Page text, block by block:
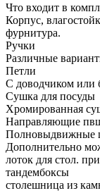
Что входит в
Корпус,
фурнитура.
Ручки
Различные
Петли
С доводчиком или
Сушка для посуды
Хромированная
Направляющие
Полновыдвижные
Дополнительно
лоток для стол.
тандембоксы
столешница из